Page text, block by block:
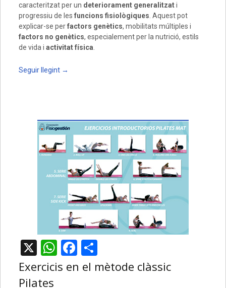
caracteritzat per un deteriorament generalitzati
progressiu de les funcions fisiològiques . Aquest pot
explicar-se perfactors genètics, mobilitats múltiples i
factors no genètics, especialement per la nutrició, estils
de vida i activitat física
Seguir llegint →
X WhatsApp
Facebook
Comparteix
Exercicis en el mètode clàssic
Pilates